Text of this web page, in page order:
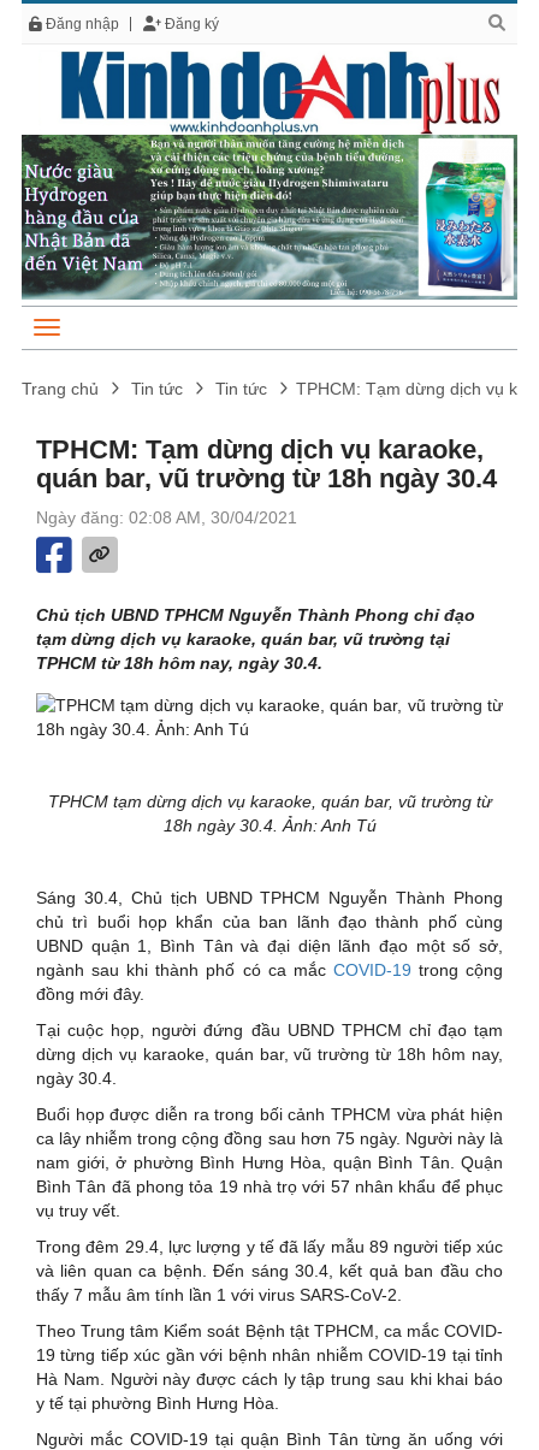
Đăng nhập Đăng ký
Trang chủ Tin tức Tin tức TPHCM: Tạm dừng dịch vụ
TPHCM: Tạm dừng dịch vụ karaoke,
quán bar, vũ trường từ 18h ngày 30.4
Ngày đăng: 02:08 AM, 30/04/2021
Chủ tịch UBND TPHCM Nguyễn Thành Phong chỉ đạo
tạm dừng dịch vụ karaoke, quán bar, vũ trường tại
TPHCM từ 18h hôm nay, ngày 30.4.
TPHCM tạm dừng dịch vụ karaoke, quán bar, vũ trường từ
18h ngày 30.4. Ảnh: Anh Tú
Sáng 30.4, Chủ tịch UBND TPHCM Nguyễn Thành Phong
chủ trì buổi họp khẩn của ban lãnh đạo thành phố cùng
UBND quận 1, Bình Tân và đại diện lãnh đạo một số sở,
ngành sau khi thành phố có ca mắc COVID-19 trong cộng
đồng mới đây.
Tại cuộc họp, người đứng đầu UBND TPHCM chỉ đạo tạm
dừng dịch vụ karaoke, quán bar, vũ trường từ 18h hôm nay,
ngày 30.4.
Buổi họp được diễn ra trong bối cảnh TPHCM vừa phát hiện
ca lây nhiễm trong cộng đồng sau hơn 75 ngày. Người này là
nam giới, ở phường Bình Hưng Hòa, quận Bình Tân. Quận
Bình Tân đã phong tỏa 19 nhà trọ với 57 nhân khẩu để phục
vụ truy vết.
Trong đêm 29.4, lực lượng y tế đã lấy mẫu 89 người tiếp xúc
và liên quan ca bệnh. Đến sáng 30.4, kết quả ban đầu cho
thấy 7 mẫu âm tính lần 1 với virus SARS-CoV-2.
Theo Trung tâm Kiểm soát Bệnh tật TPHCM, ca mắc COVID-
19 từng tiếp xúc gần với bệnh nhân nhiễm COVID-19 tại tỉnh
Hà Nam. Người này được cách ly tập trung sau khi khai báo
y tế tại phường Bình Hưng Hòa.
Người mắc COVID-19 tại quận Bình Tân từng ăn uống với